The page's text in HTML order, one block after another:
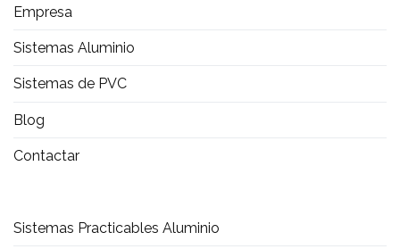
Empresa
Sistemas Aluminio
Sistemas de PVC
Blog
Contactar
Sistemas Practicables Aluminio